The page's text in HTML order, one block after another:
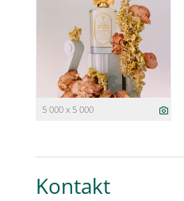
5 000 x 5 000
Kontakt